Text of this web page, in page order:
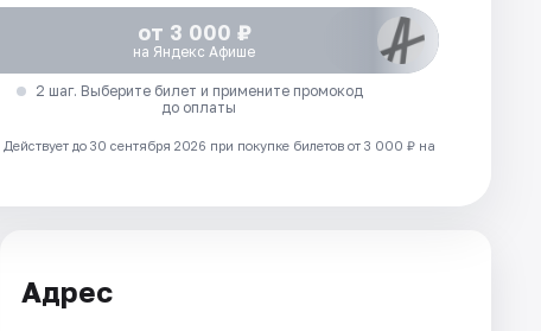
от 3 000 ₽
на Яндекс Афише
2 шаг. Выберите билет и примените промокод
до оплаты
Действует до 30 сентября 2026 при покупке билетов от 3 000 ₽ на
Адрес